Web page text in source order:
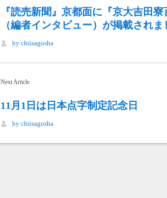
『読売新聞』京都面に『京大吉田
（編者インタビュー）が掲載されま
by chiisagosha
Next Article
11月1日は日本点字制定記念日
by chiisagosha